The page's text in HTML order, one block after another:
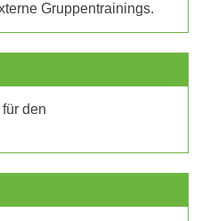
Gruppentrainings.
den